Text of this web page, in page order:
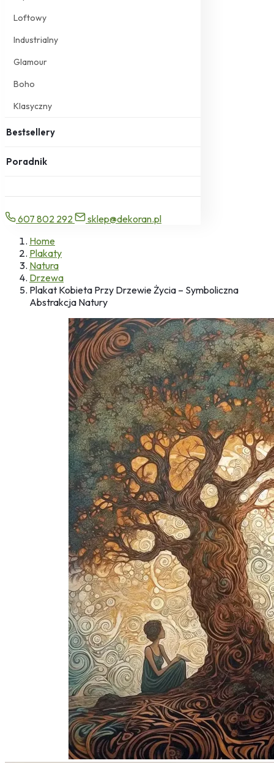
Loftowy
Industrialny
Glamour
Boho
Klasyczny
Bestsellery
Poradnik
607 802 292
sklep@dekoran.pl
Home
Plakaty
Natura
Drzewa
Plakat Kobieta Przy Drzewie Życia – Symboliczna
Abstrakcja Natury